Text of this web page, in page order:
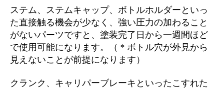
ステム、ステムキャップ、ボトルホルダーといっ
た直接触る機会が少なく、強い圧力の加わること
がないパーツですと、塗装完了日から一週間ほど
で使用可能になります。（＊ボトル穴が外見から
見えないことが前提になります）
クランク、キャリパーブレーキといったこすれた